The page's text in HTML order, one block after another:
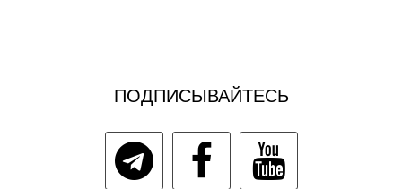
ПОДПИСЫВАЙТЕСЬ